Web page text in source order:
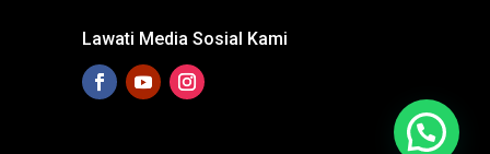
Lawati Media Sosial Kami